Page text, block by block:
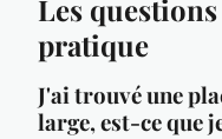
Les
pratique
J'ai trouvé une
large, est-ce que